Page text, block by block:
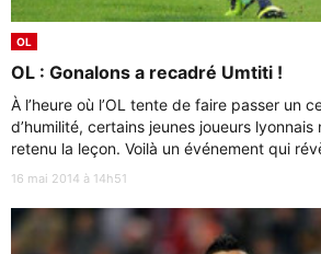
OL
OL : Gonalons a recadré Umtiti !
À l’heure où l’OL tente de faire passer un
d’humilité, certains jeunes joueurs
retenu la leçon. Voilà un événement qui
16 mai 2014 à 14h51